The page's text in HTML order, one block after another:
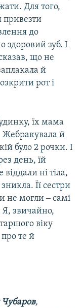
Для того,
привезти
до
здоровий зуб. І
що не
й
рот і
їх мама
Жебракувала й
було 2 рочки. І
день, їй
ні тіла,
Її сестри
не могли ‒ самі
Я, звичайно,
віку
те й
Чубаров,